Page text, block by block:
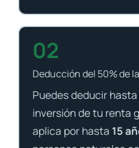
02
Deducción del 50% de
Puedes deducir
inversión de tu renta
aplica por hasta 15